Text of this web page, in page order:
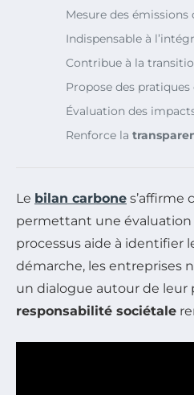
Mesure des émissions
Indispensable à
Contribue à la
Propose des
Évaluation des
Renforce la
Le bilan carbone s’affirme
permettant une évaluation
processus aide à identifier
démarche, les entreprises
un dialogue autour de leur
responsabilité sociétale